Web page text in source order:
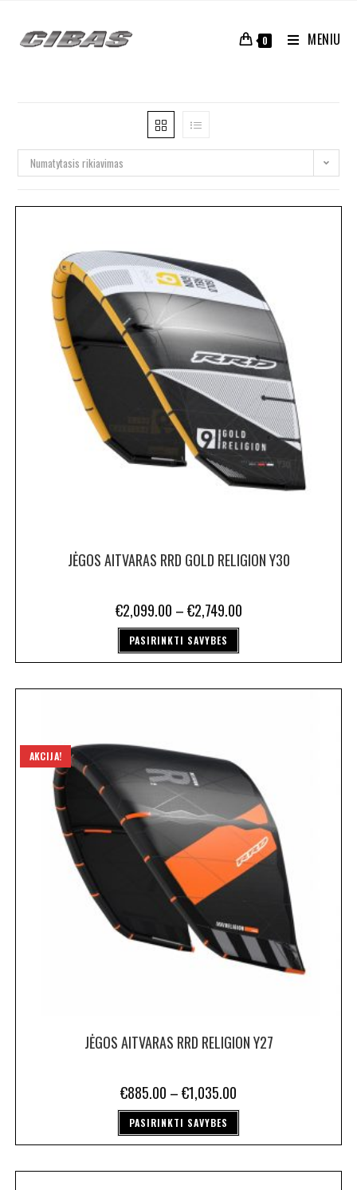
0 MENIU
Numatytasis rikiavimas
JĖGOS AITVARAS RRD GOLD RELIGION Y30
€2,099.00 –€2,749.00
PASIRINKTI SAVYBES
AKCIJA!
JĖGOS AITVARAS RRD RELIGION Y27
€885.00 –€1,035.00
PASIRINKTI SAVYBES